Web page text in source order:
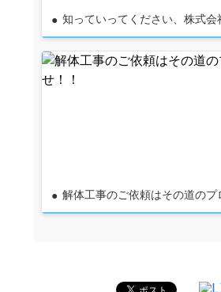
知っていってください、株式会
解体工事のご依頼はその道のプ